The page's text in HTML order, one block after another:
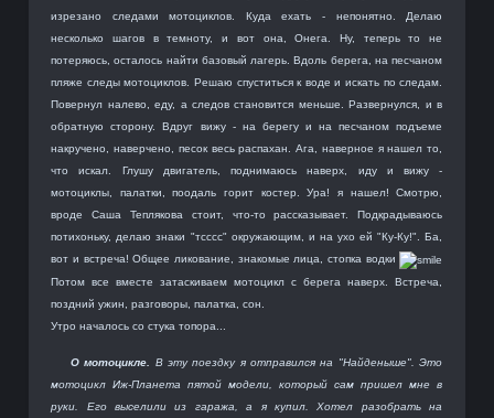
изрезано следами мотоциклов. Куда ехать - непонятно. Делаю
несколько шагов в темноту, и вот она, Онега. Ну, теперь то не
потеряюсь, осталось найти базовый лагерь. Вдоль берега, на песчаном
пляже следы мотоциклов. Решаю спуститься к воде и искать по следам.
Повернул налево, еду, а следов становится меньше. Развернулся, и в
обратную сторону. Вдруг вижу - на берегу и на песчаном подъеме
накручено, наверчено, песок весь распахан. Ага, наверное я нашел то,
что искал. Глушу двигатель, поднимаюсь наверх, иду и вижу -
мотоциклы, палатки, поодаль горит костер. Ура! я нашел! Смотрю,
вроде Саша Теплякова стоит, что-то рассказывает. Подкрадываюсь
потихоньку, делаю знаки "тсссс" окружающим, и на ухо ей "Ку-Ку!". Ба,
вот и встреча! Общее ликование, знакомые лица, стопка водки
Потом все вместе затаскиваем мотоцикл с берега наверх. Встреча,
поздний ужин, разговоры, палатка, сон.
Утро началось со стука топора...
О мотоцикле. В эту поездку я отправился на "Найденыше". Это
мотоцикл Иж-Планета пятой модели, который сам пришел мне в
руки. Его выселили из гаража, а я купил. Хотел разобрать на